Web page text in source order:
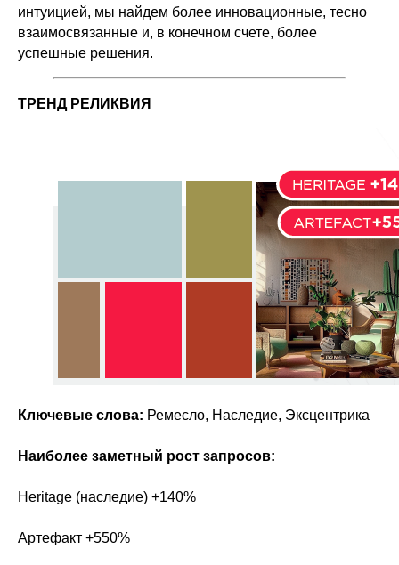
интуицией, мы найдем более инновационные, тесно
взаимосвязанные и, в конечном счете, более
успешные решения.
ТРЕНД РЕЛИКВИЯ
Ключевые слова: Ремесло, Наследие, Эксцентрика
Наиболее заметный рост запросов:
Heritage (наследие) +140%
Артефакт +550%